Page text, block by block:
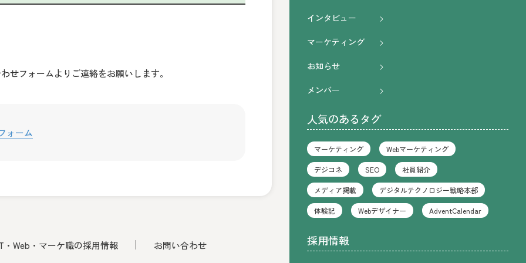
せフォームよりご連絡をお願いします。
ォーム
・Web・マーケ職の採用情報 お問い合わせ
インタビュー
マーケティング
お知らせ
メンバー
人気のあるタグ
マーケティング Webマーケティング
デジコネ SEO 社員紹介
メディア掲載 デジタルテクノロジー戦略本部
体験記 Webデザイナー AdventCalendar
採用情報